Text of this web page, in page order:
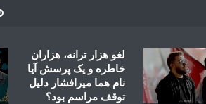
لغو هزار ترانه، هزاران
خاطره و یک پرسش آیا
نام هما میرافشار دلیل
توقف مراسم بود؟